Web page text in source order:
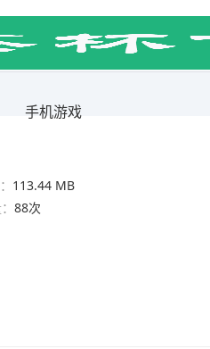
手机游戏
113.44 MB
88次